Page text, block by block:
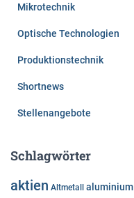
Mikrotechnik
Optische Technologien
Produktionstechnik
Shortnews
Stellenangebote
Schlagwörter
aktien Altmetall aluminium